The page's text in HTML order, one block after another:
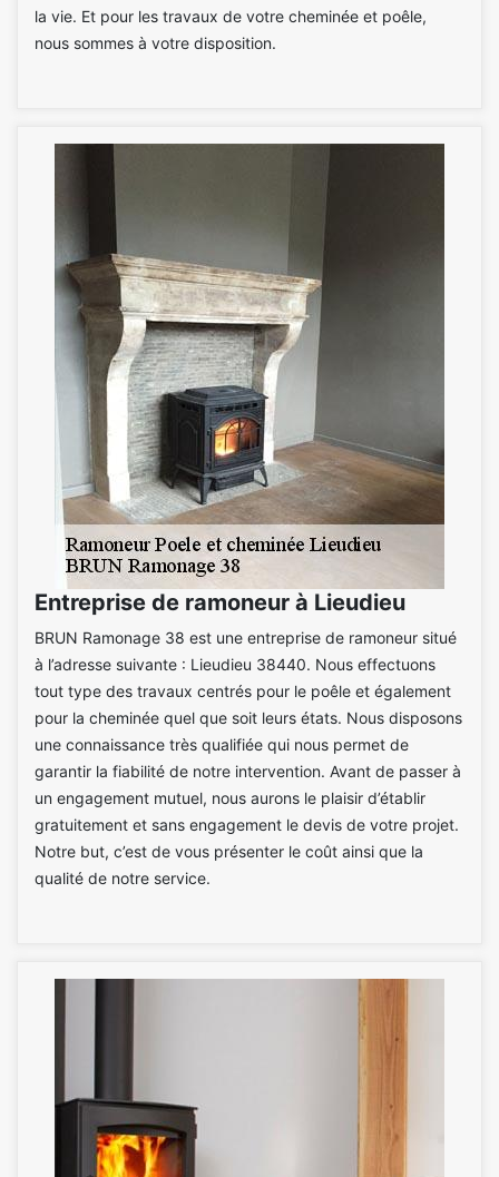
la vie. Et pour les travaux de votre cheminée et poêle,
nous sommes à votre disposition.
Entreprise de ramoneur à Lieudieu
BRUN Ramonage 38 est une entreprise de ramoneur situé
à l’adresse suivante : Lieudieu 38440. Nous effectuons
tout type des travaux centrés pour le poêle et également
pour la cheminée quel que soit leurs états. Nous disposons
une connaissance très qualifiée qui nous permet de
garantir la fiabilité de notre intervention. Avant de passer à
un engagement mutuel, nous aurons le plaisir d’établir
gratuitement et sans engagement le devis de votre projet.
Notre but, c’est de vous présenter le coût ainsi que la
qualité de notre service.